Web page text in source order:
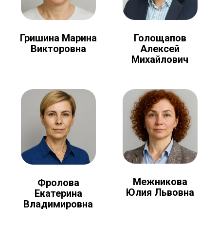
Гришина Марина
Викторовна
Голощапов
Алексей
Михайлович
Фролова
Екатерина
Владимировна
Межникова
Юлия Львовна